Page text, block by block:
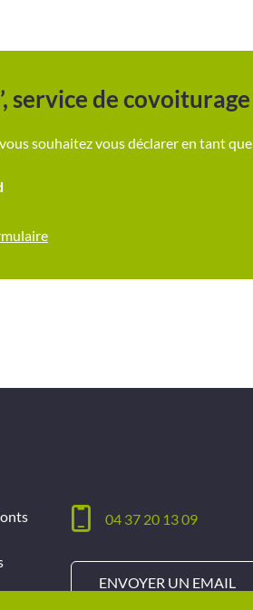
service de
souhaitez vous déclarer en tant
04 37 20 13 09
ENVOYER UN EMAIL